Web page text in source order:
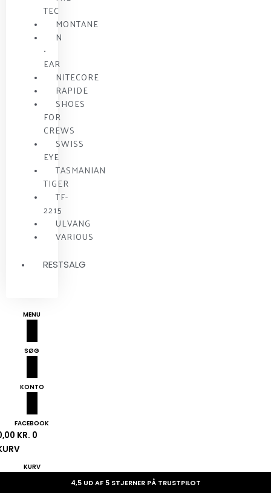
TEC
MONTANE
N
•
EAR
NITECORE
RAPIDE
SHOES
FOR
CREWS
SWISS
EYE
TASMANIAN
TIGER
TF-
2215
ULVANG
VARIOUS
RESTSALG
MENU
SØG
KONTO
FACEBOOK
KR. 0
KURV
4,5 UD AF 5 STJERNER PÅ TRUSTPILOT